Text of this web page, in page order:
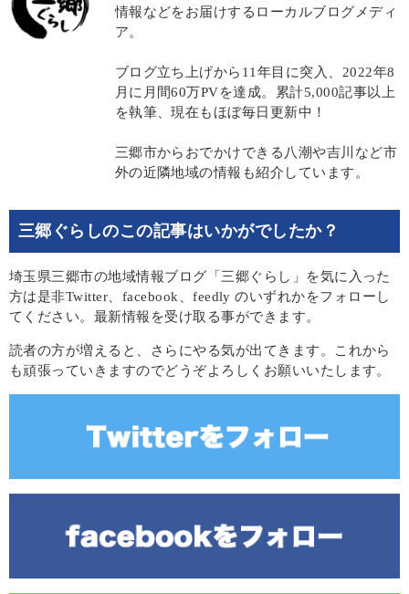
情報などをお届けするローカルブログメディ
ア。
ブログ立ち上げから11年目に突入、2022年8
月に月間60万PVを達成。累計5,000記事以上
を執筆、現在もほぼ毎日更新中！
三郷市からおでかけできる八潮や吉川など市
外の近隣地域の情報も紹介しています。
三郷ぐらしのこの記事はいかがでしたか？
埼玉県三郷市の地域情報ブログ「三郷ぐらし」を気に入った
方は是非Twitter、facebook、feedly のいずれかをフォローし
てください。最新情報を受け取る事ができます。
読者の方が増えると、さらにやる気が出てきます。これから
も頑張っていきますのでどうぞよろしくお願いいたします。